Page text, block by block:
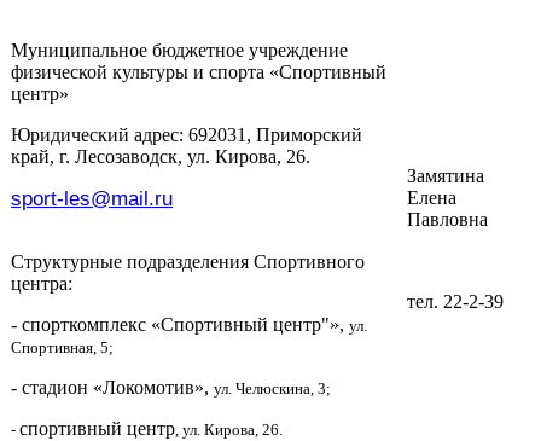
Муниципальное бюджетное учреждение
физической культуры и спорта «Спортивный
центр»
Юридический адрес: 692031, Приморский
край, г. Лесозаводск, ул. Кирова, 26.
sport-les@mail.ru
Замятина
Елена
Павловна
тел. 22-2-39
Структурные подразделения Спортивного
центра:
- спорткомплекс «Спортивный центр"», ул.
Спортивная, 5;
- стадион «Локомотив», ул. Челюскина, 3;
- спортивный центр, ул. Кирова, 26.